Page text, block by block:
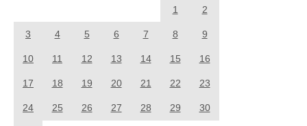
1 2
3 4 5 6 7 8 9
10 11 12 13 14 15 16
17 18 19 20 21 22 23
24 25 26 27 28 29 30